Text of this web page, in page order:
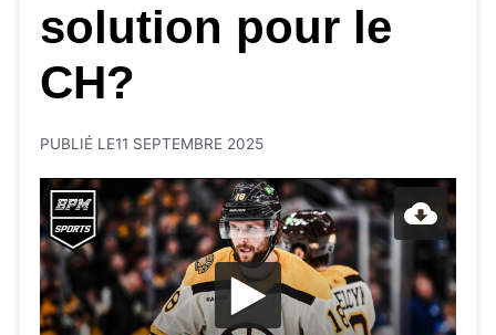
solution pour le
CH?
PUBLIÉ LE11 SEPTEMBRE 2025